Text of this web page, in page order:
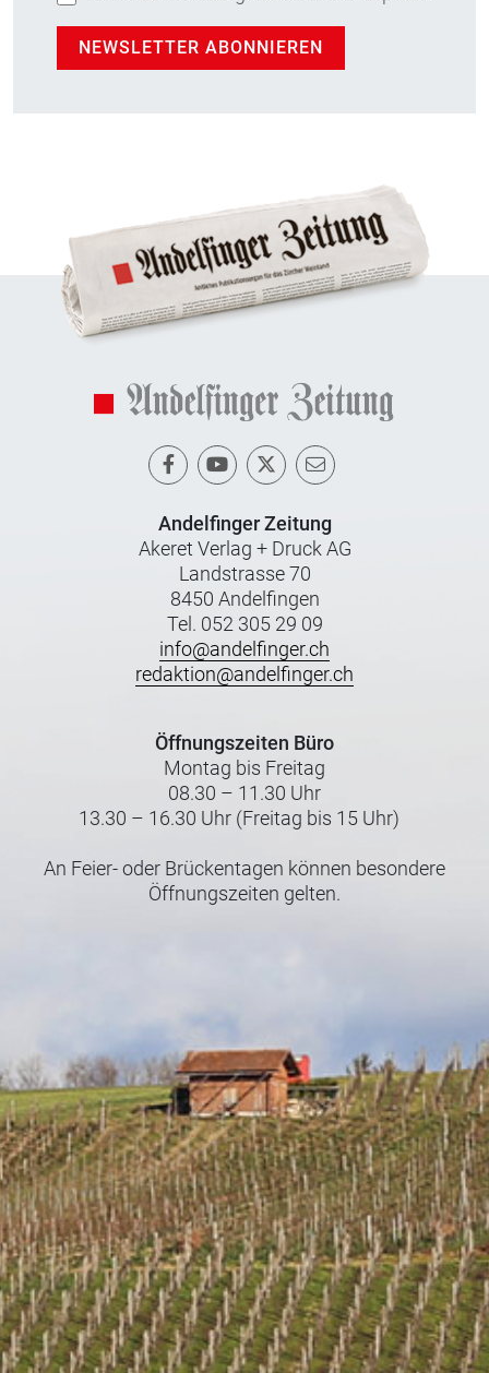
NEWSLETTER ABONNIEREN
Andelfinger Zeitung
Akeret Verlag + Druck AG
Landstrasse 70
8450 Andelfingen
Tel. 052 305 29 09
info@andelfinger.ch
redaktion@andelfinger.ch
Öffnungszeiten Büro
Montag bis Freitag
08.30 – 11.30 Uhr
13.30 – 16.30 Uhr (Freitag bis 15 Uhr)
An Feier- oder Brückentagen können besondere
Öffnungszeiten gelten.